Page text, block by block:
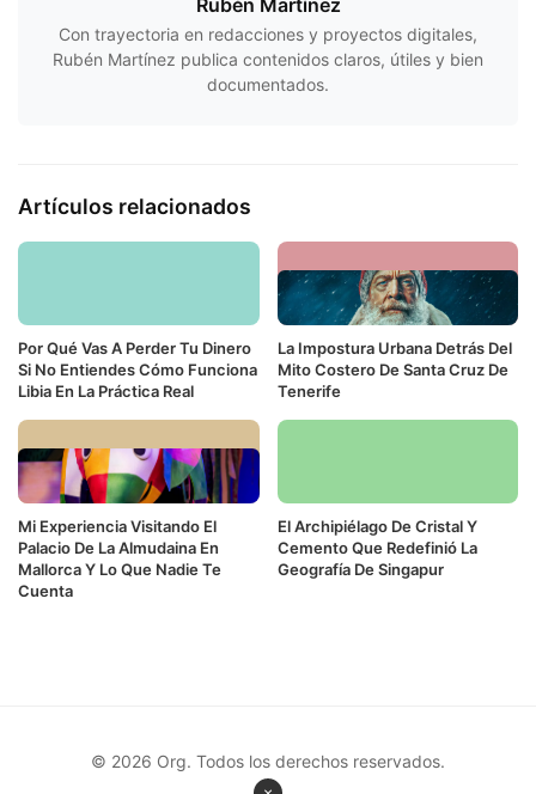
Rubén Martínez
Con trayectoria en redacciones y proyectos digitales,
Rubén Martínez publica contenidos claros, útiles y bien
documentados.
Artículos relacionados
Por Qué Vas A Perder Tu Dinero
Si No Entiendes Cómo Funciona
Libia En La Práctica Real
La Impostura Urbana Detrás Del
Mito Costero De Santa Cruz De
Tenerife
Mi Experiencia Visitando El
Palacio De La Almudaina En
Mallorca Y Lo Que Nadie Te
Cuenta
El Archipiélago De Cristal Y
Cemento Que Redefinió La
Geografía De Singapur
© 2026 Org. Todos los derechos reservados.